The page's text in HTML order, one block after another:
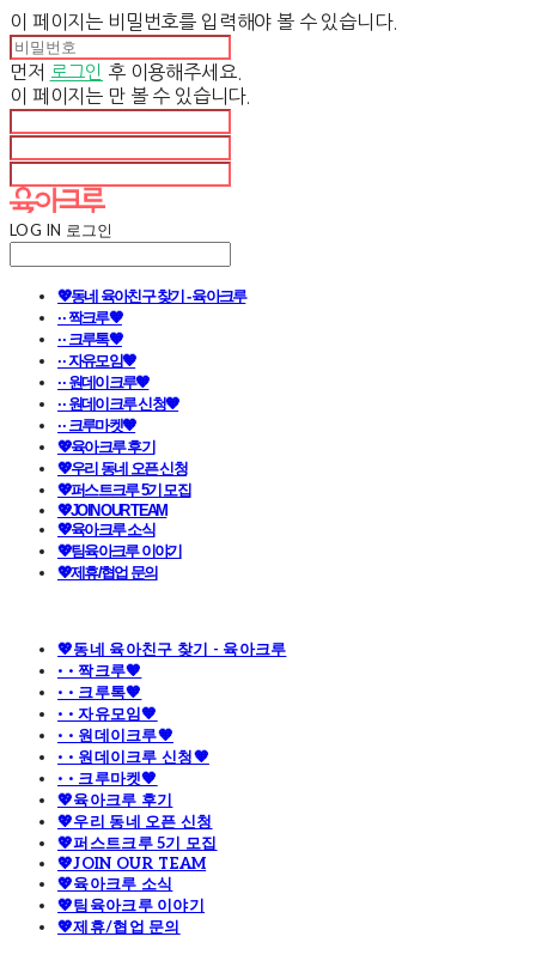
이 페이지는 비밀번호를 입력해야 볼 수 있습니다.
먼저 로그인 후 이용해주세요.
이 페이지는 만 볼 수 있습니다.
LOG IN 로그인
💖동네 육아친구 찾기 - 육아크루
· · 짝크루🧡
· · 크루톡🧡
· · 자유모임🧡
· · 원데이크루🧡
· · 원데이크루 신청🧡
· · 크루마켓🧡
💖육아크루 후기
💖우리 동네 오픈 신청
💖퍼스트크루 5기 모집
💖JOIN OUR TEAM
💖육아크루 소식
💖팀육아크루 이야기
💖제휴/협업 문의
💖동네 육아친구 찾기 - 육아크루
· · 짝크루🧡
· · 크루톡🧡
· · 자유모임🧡
· · 원데이크루🧡
· · 원데이크루 신청🧡
· · 크루마켓🧡
💖육아크루 후기
💖우리 동네 오픈 신청
💖퍼스트크루 5기 모집
💖JOIN OUR TEAM
💖육아크루 소식
💖팀육아크루 이야기
💖제휴/협업 문의